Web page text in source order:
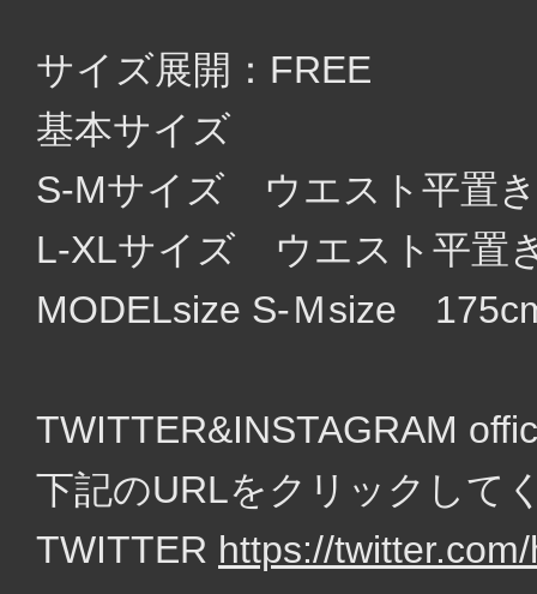
サイズ展開：FREE
基本サイズ
S-Mサイズ ウエスト平置
L-XLサイズ ウエスト平置
MODELsize S-Ｍsize
TWITTER&INSTAGRAM
下記のURLをクリックして
TWITTER https://